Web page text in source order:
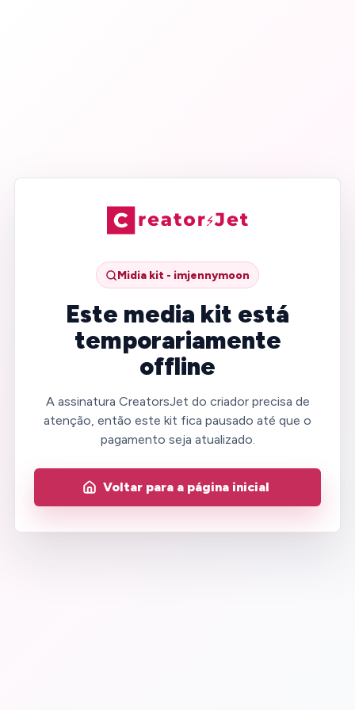
Midia kit - imjennymoon
Este media kit está
temporariamente
offline
A assinatura CreatorsJet do criador precisa de
atenção, então este kit fica pausado até que o
pagamento seja atualizado.
Voltar para a página inicial